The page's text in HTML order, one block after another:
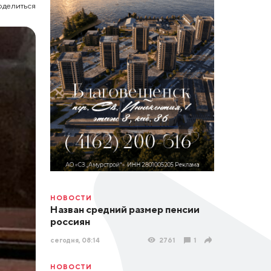
НОВОСТИ
Назван средний размер пенсии
россиян
сегодня, 08:14 2761 1
НОВОСТИ